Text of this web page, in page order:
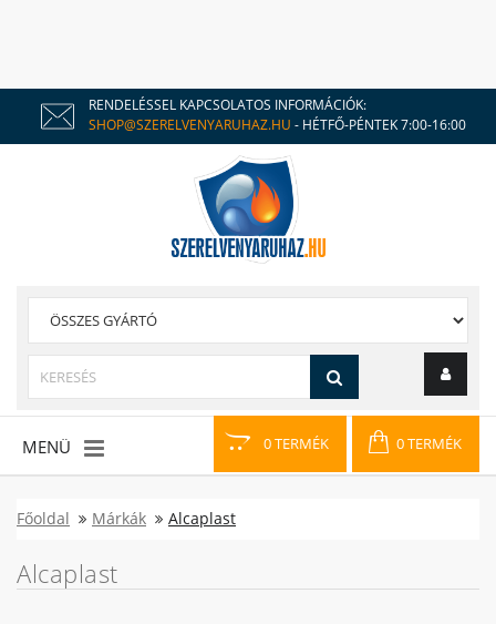
RENDELÉSSEL KAPCSOLATOS INFORMÁCIÓK:
SHOP@SZERELVENYARUHAZ.HU - HÉTFŐ-PÉNTEK 7:00-16:00
0 TERMÉK 0 TERMÉK
MENÜ
Főoldal Márkák Alcaplast
Alcaplast